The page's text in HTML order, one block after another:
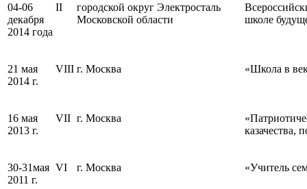
04-06
декабря
2014 года
II
городской округ Электросталь
Московской области
школе
21 мая
2014 г.
VIII г. Москва «Школа в
16 мая
2013 г.
VII г. Москва
казачества,
30-31мая
2011 г.
VI г. Москва «Учитель